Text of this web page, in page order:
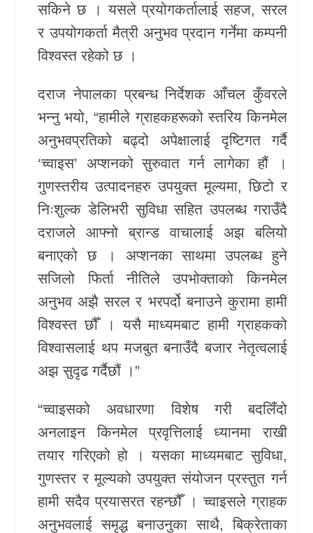
सकिने छ । यसले प्रयोगकर्तालाई सहज, सरल
र उपयोगकर्ता मैत्री अनुभव प्रदान गर्नेमा कम्पनी
विश्वस्त रहेको छ ।
दराज नेपालका प्रबन्ध निर्देशक आँचल कुँवरले
भन्नु भयो, “हामीले ग्राहकहरूको स्तरिय किनमेल
अनुभवप्रतिको बढ्दो अपेक्षालाई दृष्टिगत गर्दै
‘च्वाइस’ अप्शनको सुरुवात गर्न लागेका हौं ।
गुणस्तरीय उत्पादनहरु उपयुक्त मूल्यमा, छिटो र
निःशुल्क डेलिभरी सुविधा सहित उपलब्ध गराउँदै
दराजले आफ्नो ब्रान्ड वाचालाई अझ बलियो
बनाएको छ । अप्शनका साथमा उपलब्ध हुने
सजिलो फिर्ता नीतिले उपभोक्ताको किनमेल
अनुभव अझै सरल र भरपर्दो बनाउने कुरामा हामी
विश्वस्त छौँ । यसै माध्यमबाट हामी ग्राहकको
विश्वासलाई थप मजबुत बनाउँदै बजार नेतृत्वलाई
अझ सुदृढ गर्दैछौं ।”
“च्वाइसको अवधारणा विशेष गरी बदलिँदो
अनलाइन किनमेल प्रवृत्तिलाई ध्यानमा राखी
तयार गरिएको हो । यसका माध्यमबाट सुविधा,
गुणस्तर र मूल्यको उपयुक्त संयोजन प्रस्तुत गर्न
हामी सदैव प्रयासरत रहन्छौँ । च्वाइसले ग्राहक
अनुभवलाई समृद्ध बनाउनुका साथै, बिक्रेताका